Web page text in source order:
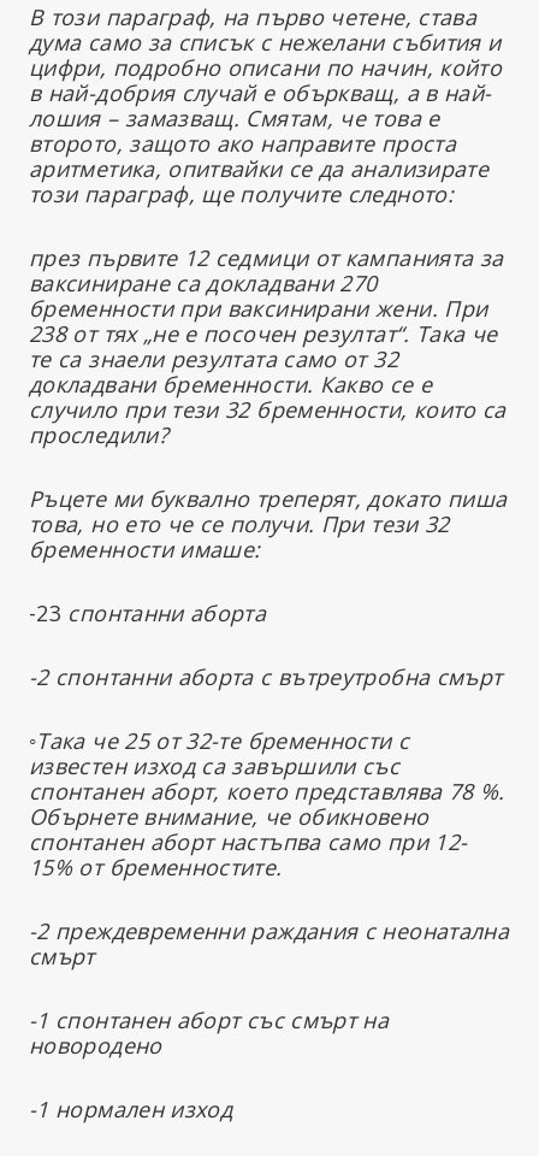
В този параграф, на първо четене, става
дума само за списък с нежелани събития и
цифри, подробно описани по начин, който
в най-добрия случай е объркващ, а в най-
лошия – замазващ. Смятам, че това е
второто, защото ако направите проста
аритметика, опитвайки се да анализирате
този параграф, ще получите следното:
през първите 12 седмици от кампанията за
ваксиниране са докладвани 270
бременности при ваксинирани жени. При
238 от тях „не е посочен резултат“. Така че
те са знаели резултата само от 32
докладвани бременности. Какво се е
случило при тези 32 бременности, които са
проследили?
Ръцете ми буквално треперят, докато пиша
това, но ето че се получи. При тези 32
бременности имаше:
-23 спонтанни аборта
-2 спонтанни аборта с вътреутробна смърт
◦Така че 25 от 32-те бременности с
известен изход са завършили със
спонтанен аборт, което представлява 78 %.
Обърнете внимание, че обикновено
спонтанен аборт настъпва само при 12-
15% от бременностите.
-2 преждевременни раждания с неонатална
смърт
-1 спонтанен аборт със смърт на
новородено
-1 нормален изход